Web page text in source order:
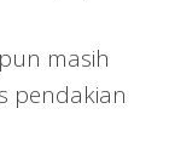
masih
pendakian